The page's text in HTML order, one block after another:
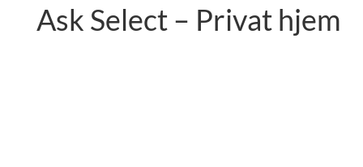
Ask Select – Privat hjem